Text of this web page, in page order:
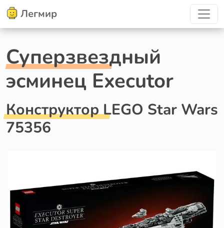
Легмир
Суперзвездный
эсминец Executor
Конструктор LEGO Star Wars
75356